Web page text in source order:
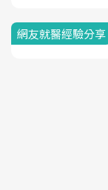
網友就醫經驗分享